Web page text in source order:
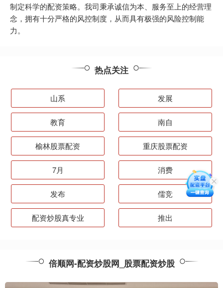
制定科学的配资策略。我司秉承诚信为本、服务至上的经营理
念，拥有十分严格的风控制度，从而具有极强的风险控制能
力。
热点关注
山系 发展
教育 南自
榆林股票配资 重庆股票配资
7月 消费
发布 儒竞
配资炒股真专业 推出
倍顺网-配资炒股网_股票配资炒股